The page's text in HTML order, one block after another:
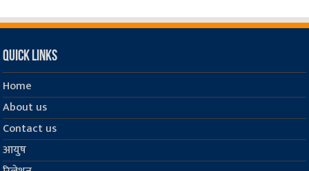
Quick Links
Home
About us
Contact us
आयुष